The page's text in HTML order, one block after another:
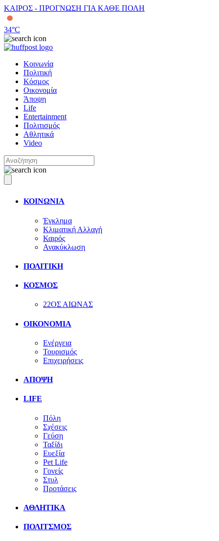
ΚΑΙΡΟΣ - ΠΡΟΓΝΩΣΗ ΓΙΑ ΚΑΘΕ ΠΟΛΗ
34°C
Κοινωνία
Πολιτική
Κόσμος
Οικονομία
Άποψη
Life
Entertainment
Πολιτισμός
Αθλητικά
Video
ΚΟΙΝΩΝΙΑ
Έγκλημα
Κλιματική Αλλαγή
Καιρός
Ανακύκλωση
ΠΟΛΙΤΙΚΗ
ΚΟΣΜΟΣ
22ΟΣ ΑΙΩΝΑΣ
ΟΙΚΟΝΟΜΙΑ
Ενέργεια
Τουρισμός
Επιχειρήσεις
ΑΠΟΨΗ
LIFE
Πόλη
Σχέσεις
Γεύση
Ταξίδι
Ευεξία
Pet Life
Γονείς
Στυλ
Προτάσεις
ΑΘΛΗΤΙΚΑ
ΠΟΛΙΤΣΜΟΣ